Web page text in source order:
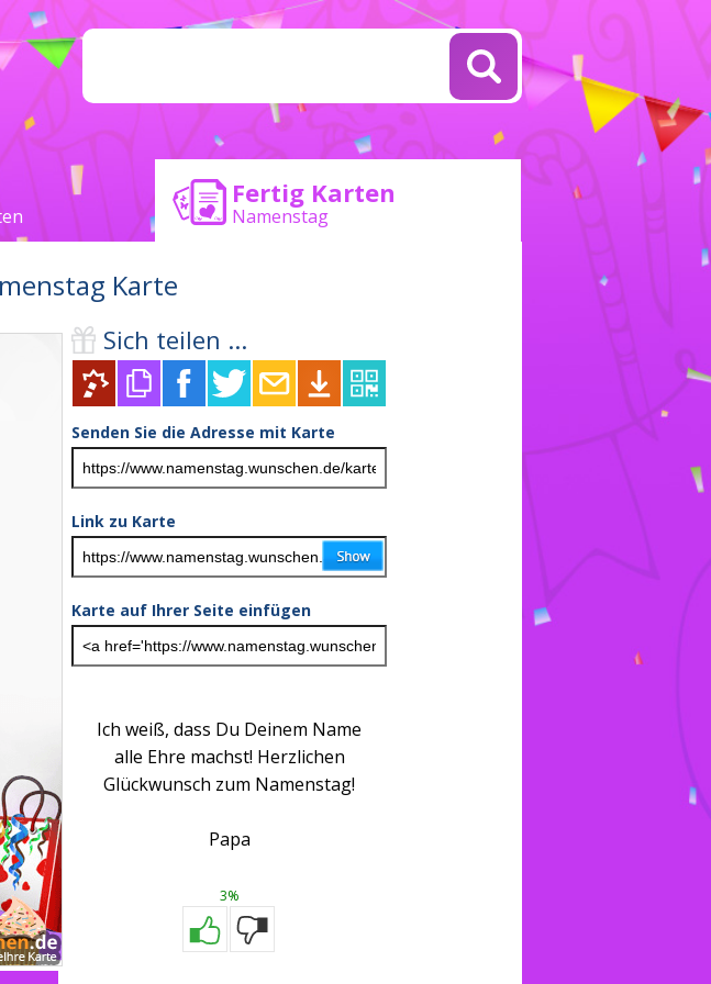
Fertig Karten
Namenstag
Karte
Sich teilen ...
Senden Sie die Adresse mit Karte
Link zu Karte
Karte auf Ihrer Seite einfügen
Ich weiß, dass Du Deinem Name
alle Ehre machst! Herzlichen
Glückwunsch zum Namenstag!
Papa
3%